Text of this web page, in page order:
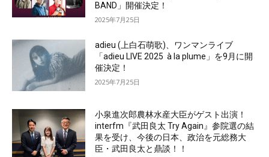
BAND」開催決定！
2025年7月25日
adieu (上白石萌歌)、ワンマンライブ
「adieu LIVE 2025 à la plume」を9月に開
催決定！
2025年7月25日
小泉進次郎農林水産大臣がゲスト出演！
interfm『武田良太 Try Again』参院選の結
果を受け、今後の日本、政治を元総務大
臣・武田良太と鼎談！！